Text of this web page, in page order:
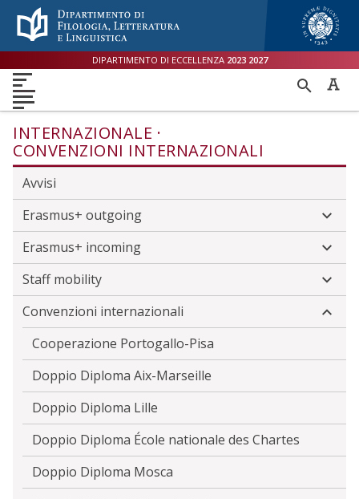
Menù accessibilità
to main menu
to content
DIPARTIMENTO DI ECCELLENZA 2023 2027
INTERNAZIONALE
INTERNAZIONALE
CONVENZIONI INTERNAZIONALI
Avvisi
Erasmus+ outgoing
Erasmus+ incoming
Staff mobility
Convenzioni internazionali
Cooperazione Portogallo-Pisa
Doppio Diploma Aix-Marseille
Doppio Diploma Lille
Doppio Diploma École nationale des Chartes
Doppio Diploma Mosca